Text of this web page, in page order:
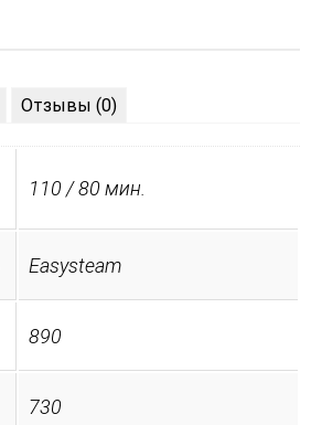
Отзывы (0)
110 / 80 мин.
Easysteam
890
730